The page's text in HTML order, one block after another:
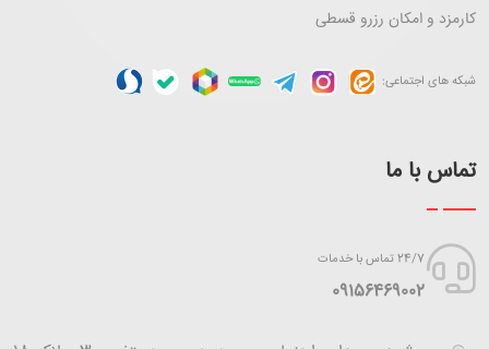
کارمزد و امکان رزرو قسطی
شبکه های اجتماعی:
تماس با ما
24/7 تماس با خدمات
‪09156469002